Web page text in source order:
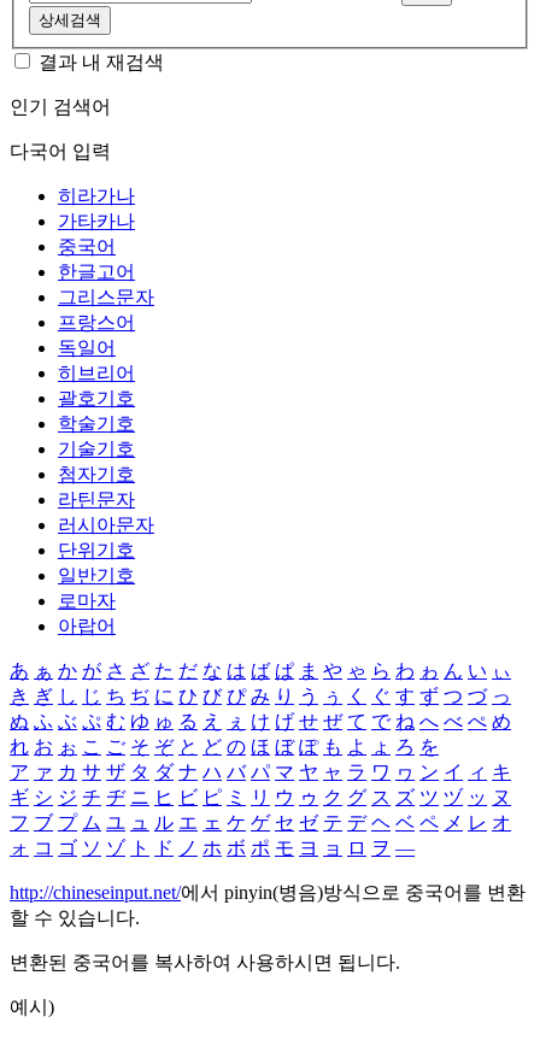
상세검색
결과 내 재검색
인기 검색어
다국어 입력
히라가나
가타카나
중국어
한글고어
그리스문자
프랑스어
독일어
히브리어
괄호기호
학술기호
기술기호
첨자기호
라틴문자
러시아문자
단위기호
일반기호
로마자
아랍어
あ ぁ か が さ ざ た だ な は ば ぱ ま や ゃ ら わ ゎ ん い ぃ
き ぎ し じ ち ぢ に ひ び ぴ み り う ぅ く ぐ す ず つ づ っ
ぬ ふ ぶ ぷ む ゆ ゅ る え ぇ け げ せ ぜ て で ね へ べ ぺ め
れ お ぉ こ ご そ ぞ と ど の ほ ぼ ぽ も よ ょ ろ を
ア ァ カ サ ザ タ ダ ナ ハ バ パ マ ヤ ャ ラ ワ ヮ ン イ ィ キ
ギ シ ジ チ ヂ ニ ヒ ビ ピ ミ リ ウ ゥ ク グ ス ズ ツ ヅ ッ ヌ
フ ブ プ ム ユ ュ ル エ ェ ケ ゲ セ ゼ テ デ ヘ ベ ペ メ レ オ
ォ コ ゴ ソ ゾ ト ド ノ ホ ボ ポ モ ヨ ョ ロ ヲ ―
http://chineseinput.net/에서 pinyin(병음)방식으로 중국어를 변환
할 수 있습니다.
변환된 중국어를 복사하여 사용하시면 됩니다.
예시)